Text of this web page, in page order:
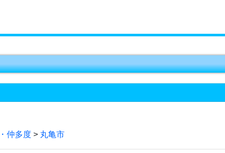
仲多度 > 丸亀市